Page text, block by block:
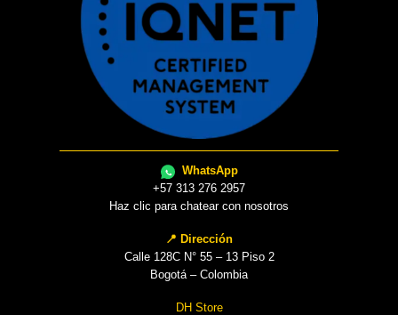
WhatsApp
+57 313 276 2957
Haz clic para chatear con nosotros
📍 Dirección
Calle 128C N° 55 – 13 Piso 2
Bogotá – Colombia
DH Store